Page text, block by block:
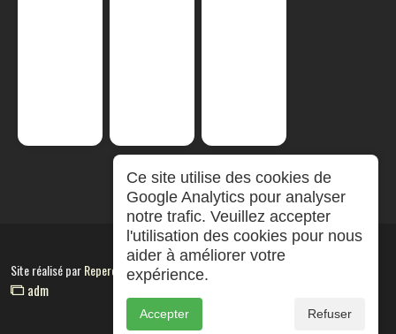
Site réalisé parRepereCom
adm
Ce site utilise des cookies de
Google Analytics pour analyser
notre trafic. Veuillez accepter
l'utilisation des cookies pour nous
aider à améliorer votre
expérience.
Accepter Refuser